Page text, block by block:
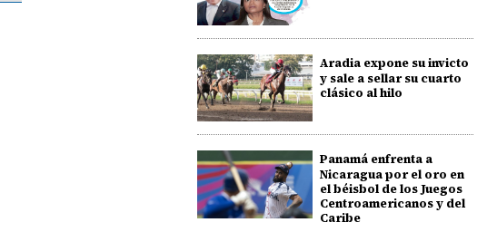
Aradia expone su invicto
y sale a sellar su cuarto
clásico al hilo
Panamá enfrenta a
Nicaragua por el oro en
el béisbol de los Juegos
Centroamericanos y del
Caribe